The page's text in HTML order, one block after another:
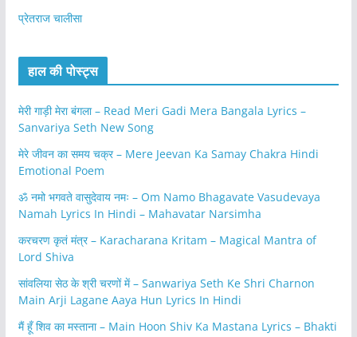
प्रेतराज चालीसा
हाल की पोस्ट्स
मेरी गाड़ी मेरा बंगला – Read Meri Gadi Mera Bangala Lyrics –
Sanvariya Seth New Song
मेरे जीवन का समय चक्र – Mere Jeevan Ka Samay Chakra Hindi
Emotional Poem
ॐ नमो भगवते वासुदेवाय नमः – Om Namo Bhagavate Vasudevaya
Namah Lyrics In Hindi – Mahavatar Narsimha
करचरण कृतं मंत्र – Karacharana Kritam – Magical Mantra of
Lord Shiva
सांवलिया सेठ के श्री चरणों में – Sanwariya Seth Ke Shri Charnon
Main Arji Lagane Aaya Hun Lyrics In Hindi
मैं हूँ शिव का मस्ताना – Main Hoon Shiv Ka Mastana Lyrics – Bhakti